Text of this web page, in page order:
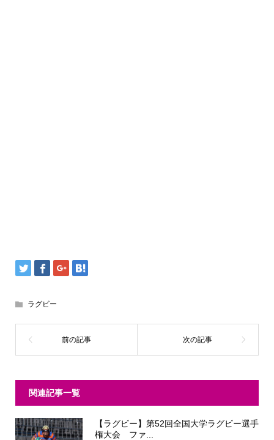
ラグビー
関連記事一覧
【ラグビー】第52回全国大学ラグビー選手
権大会 ファ...